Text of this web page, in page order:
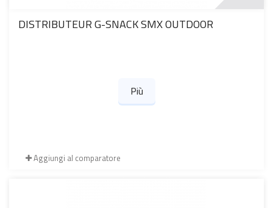
DISTRIBUTEUR G-SNACK SMX OUTDOOR
Più
Aggiungi al comparatore